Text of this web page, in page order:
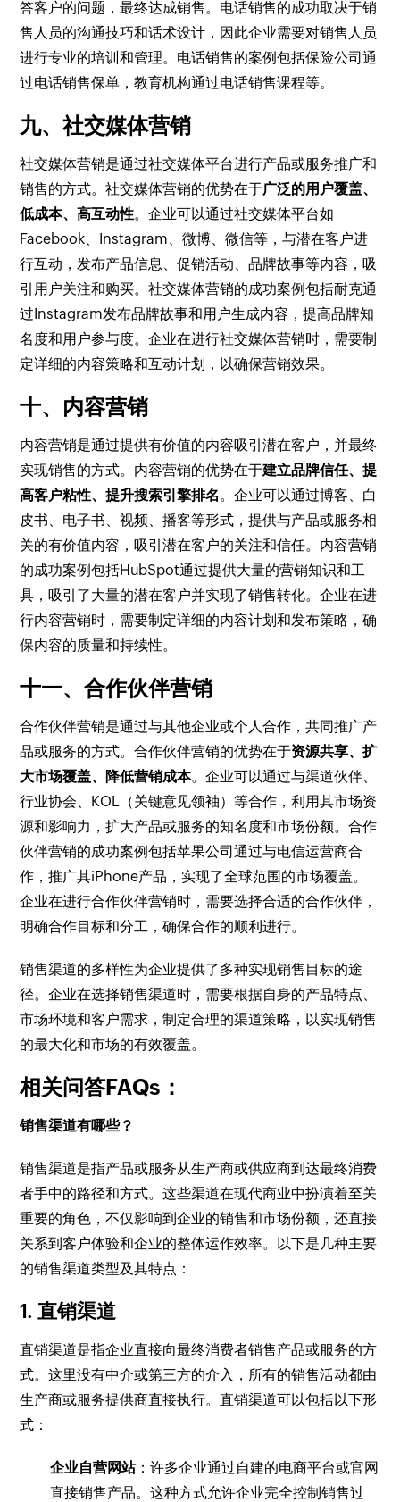
答客户的问题，最终达成销售。电话销售的成功取决于销
售人员的沟通技巧和话术设计，因此企业需要对销售人员
进行专业的培训和管理。电话销售的案例包括保险公司通
过电话销售保单，教育机构通过电话销售课程等。
九、社交媒体营销
社交媒体营销是通过社交媒体平台进行产品或服务推广和
销售的方式。社交媒体营销的优势在于广泛的用户覆盖、
低成本、高互动性。企业可以通过社交媒体平台如
Facebook、Instagram、微博、微信等，与潜在客户进
行互动，发布产品信息、促销活动、品牌故事等内容，吸
引用户关注和购买。社交媒体营销的成功案例包括耐克通
过Instagram发布品牌故事和用户生成内容，提高品牌知
名度和用户参与度。企业在进行社交媒体营销时，需要制
定详细的内容策略和互动计划，以确保营销效果。
十、内容营销
内容营销是通过提供有价值的内容吸引潜在客户，并最终
实现销售的方式。内容营销的优势在于建立品牌信任、提
高客户粘性、提升搜索引擎排名。企业可以通过博客、白
皮书、电子书、视频、播客等形式，提供与产品或服务相
关的有价值内容，吸引潜在客户的关注和信任。内容营销
的成功案例包括HubSpot通过提供大量的营销知识和工
具，吸引了大量的潜在客户并实现了销售转化。企业在进
行内容营销时，需要制定详细的内容计划和发布策略，确
保内容的质量和持续性。
十一、合作伙伴营销
合作伙伴营销是通过与其他企业或个人合作，共同推广产
品或服务的方式。合作伙伴营销的优势在于资源共享、扩
大市场覆盖、降低营销成本。企业可以通过与渠道伙伴、
行业协会、KOL（关键意见领袖）等合作，利用其市场资
源和影响力，扩大产品或服务的知名度和市场份额。合作
伙伴营销的成功案例包括苹果公司通过与电信运营商合
作，推广其iPhone产品，实现了全球范围的市场覆盖。
企业在进行合作伙伴营销时，需要选择合适的合作伙伴，
明确合作目标和分工，确保合作的顺利进行。
销售渠道的多样性为企业提供了多种实现销售目标的途
径。企业在选择销售渠道时，需要根据自身的产品特点、
市场环境和客户需求，制定合理的渠道策略，以实现销售
的最大化和市场的有效覆盖。
相关问答FAQs：
销售渠道有哪些？
销售渠道是指产品或服务从生产商或供应商到达最终消费
者手中的路径和方式。这些渠道在现代商业中扮演着至关
重要的角色，不仅影响到企业的销售和市场份额，还直接
关系到客户体验和企业的整体运作效率。以下是几种主要
的销售渠道类型及其特点：
1.直销渠道
直销渠道是指企业直接向最终消费者销售产品或服务的方
式。这里没有中介或第三方的介入，所有的销售活动都由
生产商或服务提供商直接执行。直销渠道可以包括以下形
式：
企业自营网站：许多企业通过自建的电商平台或官网
直接销售产品。这种方式允许企业完全控制销售过